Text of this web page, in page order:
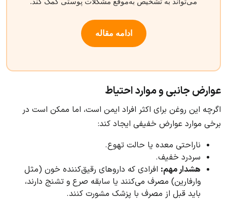
ادامه مقاله
عوارض جانبی و موارد احتیاط
اگرچه این روغن برای اکثر افراد ایمن است، اما ممکن است در
برخی موارد عوارض خفیفی ایجاد کند:
ناراحتی معده یا حالت تهوع.
سردرد خفیف.
هشدار مهم: افرادی که داروهای رقیق‌کننده خون (مثل
وارفارین) مصرف می‌کنند یا سابقه صرع و تشنج دارند،
باید قبل از مصرف با پزشک مشورت کنند.